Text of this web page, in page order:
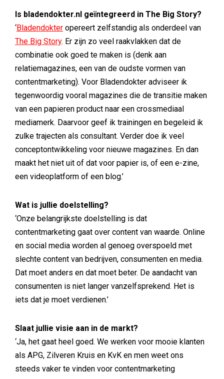
Is bladendokter.nl geïntegreerd in The Big Story?
‘Bladendokter opereert zelfstandig als onderdeel van
The Big Story. Er zijn zo veel raakvlakken dat de
combinatie ook goed te maken is (denk aan
relatiemagazines, een van de oudste vormen van
contentmarketing). Voor Bladendokter adviseer ik
tegenwoordig vooral magazines die de transitie maken
van een papieren product naar een crossmediaal
mediamerk. Daarvoor geef ik trainingen en begeleid ik
zulke trajecten als consultant. Verder doe ik veel
conceptontwikkeling voor nieuwe magazines. En dan
maakt het niet uit of dat voor papier is, of een e-zine,
een videoplatform of een blog.’
Wat is jullie doelstelling?
‘Onze belangrijkste doelstelling is dat
contentmarketing gaat over content van waarde. Online
en social media worden al genoeg overspoeld met
slechte content van bedrijven, consumenten en media.
Dat moet anders en dat moet beter. De aandacht van
consumenten is niet langer vanzelfsprekend. Het is
iets dat je moet verdienen.’
Slaat jullie visie aan in de markt?
‘Ja, het gaat heel goed. We werken voor mooie klanten
als APG, Zilveren Kruis en KvK en men weet ons
steeds vaker te vinden voor contentmarketing